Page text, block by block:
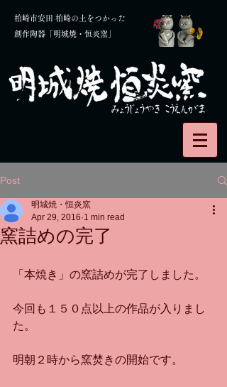
柏崎市安田 柏崎の土をつかった
創作陶器「明城焼・恒炎窯」
Post
窯詰めの完了
明城焼・恒炎窯
Apr 29, 2016 1 min read
「本焼き」の窯詰めが完了しました。
今回も１５０点以上の作品が入りまし
た。
明朝２時から窯焚きの開始です。